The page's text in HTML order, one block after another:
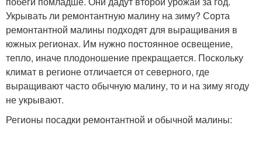
Укрывать ли ремонтантную малину на зиму? Сорта
ремонтантной малины подходят для выращивания в
южных регионах. Им нужно постоянное освещение,
тепло, иначе плодоношение прекращается. Поскольку
климат в регионе отличается от северного, где
выращивают часто обычную малину, то и на зиму ягоду
не укрывают.
Регионы посадки ремонтантной и обычной малины: